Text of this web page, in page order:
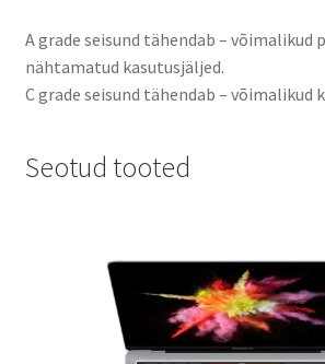
A grade seisund tähendab – võimalikud
nähtamatud kasutusjäljed.
C grade seisund tähendab – võimalikud
Seotud tooted